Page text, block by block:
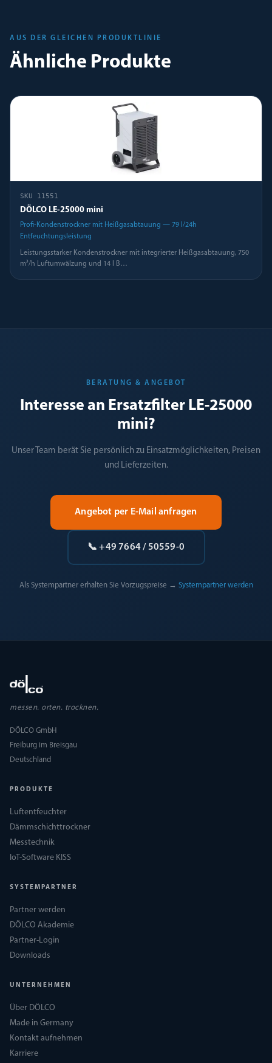
AUS DER GLEICHEN PRODUKTLINIE
Ähnliche Produkte
SKU 11551
DÖLCO LE-25000 mini
Profi-Kondenstrockner mit Heißgasabtauung — 79 l/24h
Entfeuchtungsleistung
Leistungsstarker Kondenstrockner mit integrierter Heißgasabtauung, 750
m³/h Luftumwälzung und 14 l B…
BERATUNG & ANGEBOT
Interesse an Ersatzfilter LE-25000
mini?
Unser Team berät Sie persönlich zu Einsatzmöglichkeiten, Preisen
und Lieferzeiten.
Angebot per E-Mail anfragen
📞 +49 7664 / 50559-0
Als Systempartner erhalten Sie Vorzugspreise → Systempartner werden
messen. orten. trocknen.
DÖLCO GmbH
Freiburg im Breisgau
Deutschland
PRODUKTE
Luftentfeuchter
Dämmschichttrockner
Messtechnik
IoT-Software KISS
SYSTEMPARTNER
Partner werden
DÖLCO Akademie
Partner-Login
Downloads
UNTERNEHMEN
Über DÖLCO
Made in Germany
Kontakt aufnehmen
Karriere